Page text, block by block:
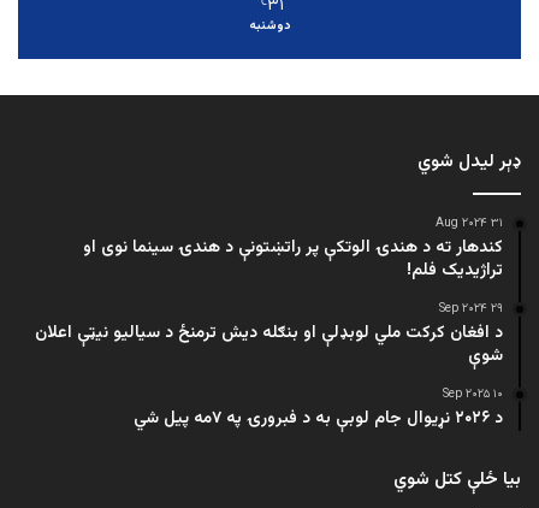
۳۱
دوشنبه
ډېر لیدل شوي
۳۱ Aug ۲۰۲۴
کندهار ته د هندۍ الوتکې پر راتښتونې د هندۍ سینما نوی او
تراژيديک فلم!
۲۹ Sep ۲۰۲۴
د افغان کرکت ملي لوبډلې او بنګله دیش ترمنځ د سیالیو نیټې اعلان
شوې
۱۰ Sep ۲۰۲۵
د ۲۰۲۶ نړیوال جام لوبې به د فبرورۍ په ۷مه پیل شي
بیا ځلې کتل شوي